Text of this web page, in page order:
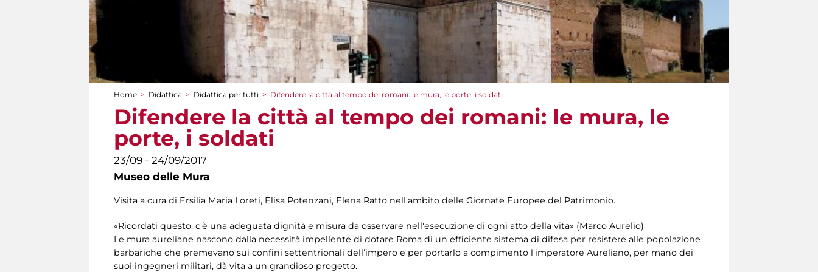
Tu sei qui
Home > Didattica > Didattica per tutti > Difendere la città al tempo dei romani: le mura, le porte, i soldati
Difendere la città al tempo dei romani: le mura, le
porte, i soldati
23/09 - 24/09/2017
Museo delle Mura
Visita a cura di Ersilia Maria Loreti, Elisa Potenzani, Elena Ratto nell'ambito delle Giornate Europee del Patrimonio.
«Ricordati questo: c'è una adeguata dignità e misura da osservare nell'esecuzione di ogni atto della vita» (Marco Aurelio)
Le mura aureliane nascono dalla necessità impellente di dotare Roma di un efficiente sistema di difesa per resistere alle popolazione
barbariche che premevano sui confini settentrionali dell’impero e per portarlo a compimento l’imperatore Aureliano, per mano dei
suoi ingegneri militari, dà vita a un grandioso progetto.